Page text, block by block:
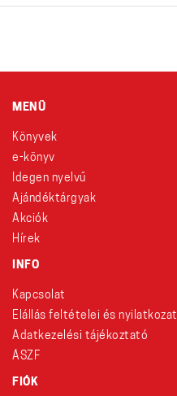
MENÜ
Könyvek
e-könyv
Idegen nyelvű
Ajándéktárgyak
Akciók
Hírek
INFO
Kapcsolat
Elállás feltételei és nyilatkozat
Adatkezelési tájékoztató
ÁSZF
FIÓK